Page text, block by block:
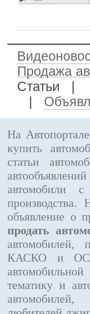
Продажа
Статьи |
На
купить
статьи
автомобили
объявление о
продать
автомобилей,
КАСКО и
тематику и